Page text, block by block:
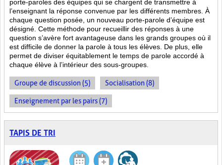
porte-paroles des équipes qui se chargent de transmettre à
l’enseignant la réponse convenue par les différents membres. À
chaque question posée, un nouveau porte-parole d’équipe est
désigné. Cette méthode pour recueillir des réponses à une
question s’avère fort avantageuse dans les grands groupes où il
est difficile de donner la parole à tous les élèves. De plus, elle
permet de diviser équitablement le temps de parole accordé à
chaque élève à l’intérieur des sous-groupes.
Groupe de discussion (5) Socialisation (8)
Enseignement par les pairs (7)
TAPIS DE TRI